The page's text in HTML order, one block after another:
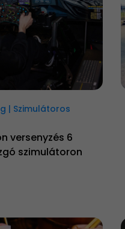
| Szimulátoros
versenyzés 6
szimulátoron